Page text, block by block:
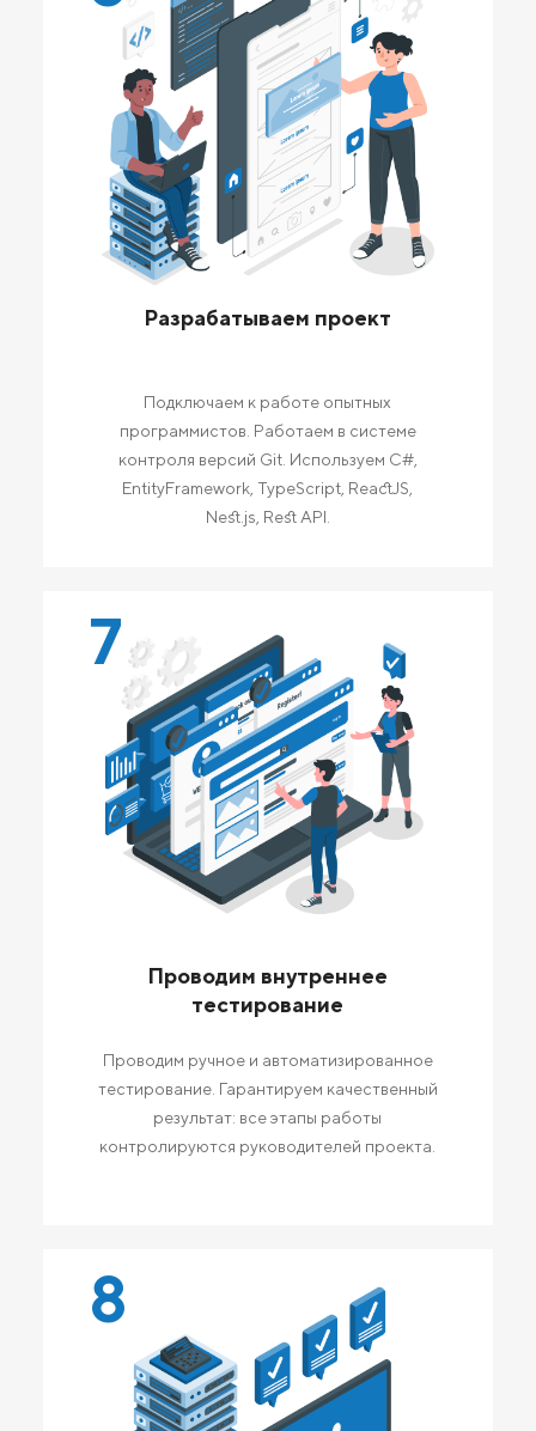
Разрабатываем проект
Подключаем к работе опытных
программистов. Работаем в системе
контроля версий Git. Используем C#,
EntityFramework, TypeScript, ReactJS,
Nest.js, Rest API.
7
Проводим внутреннее
тестирование
Проводим ручное и автоматизированное
тестирование. Гарантируем качественный
результат: все этапы работы
контролируются руководителей проекта.
8